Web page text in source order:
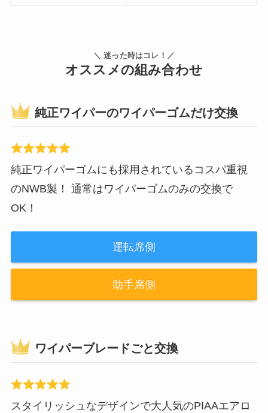
＼ 迷った時はコレ！／
オススメの組み合わせ
純正ワイパーのワイパーゴムだけ交換
純正ワイパーゴムにも採用されているコスパ重視
のNWB製！ 通常はワイパーゴムのみの交換で
OK！
運転席側
助手席側
ワイパーブレードごと交換
スタイリッシュなデザインで大人気のPIAAエアロ